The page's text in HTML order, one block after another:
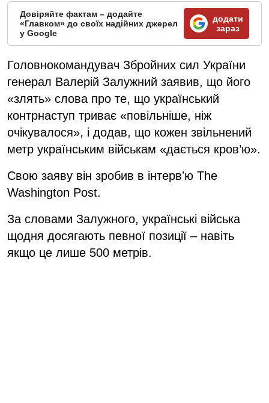
Довіряйте фактам – додайте
«Главком» до своїх надійних джерел
у Google
додати
зараз
Головнокомандувач Збройних сил України
генерал Валерій Залужний заявив, що його
«злять» слова про те, що український
контрнаступ триває «повільніше, ніж
очікувалося», і додав, що кожен звільнений
метр українським військам «дається кров’ю».
Свою заяву він зробив в інтервʼю The
Washington Post.
За словами Залужного, українські війська
щодня досягають певної позиції – навіть
якщо це лише 500 метрів.